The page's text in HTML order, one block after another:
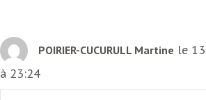
POIRIER-CUCURULL Martine le
à 23:24